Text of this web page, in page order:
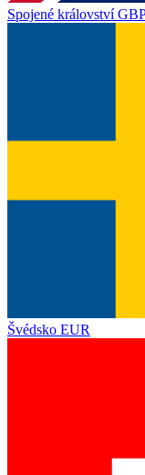
Spojené království GBP
Švédsko EUR